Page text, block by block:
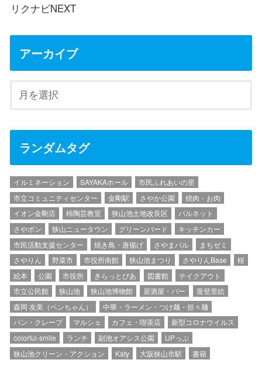
リクナビNEXT
アーカイブ
ランダムタグ
イルミネーション SAYAKAホール
市民ふれあいの里
市立コミュニティセンター
金剛駅 さやか公園
焼肉・お肉
イオン金剛店
柿陶芸教室 狭山池土地改良区
パルネット
さやポン
狭山ニュータウン グリーンバード
キッチンカー
市民活動支援センター
焼き鳥・唐揚げ さやまバル
まちゼミ
さやりん
野菜市 市役所南館 狭山池まつり さやりんBase
桜
絵本
公園 市役所 きらっとぴあ 図書館
テイクアウト
市立公民館
狭山池 狭山池博物館 居酒屋・バー
亜登里絵
森岡 友美（ペンちゃん）
中華・ラーメン・つけ麺・担々麺
パン・クレープ
マルシェ カフェ・喫茶店
新型コロナウイルス
colorful-smile
ランチ 副池オアシス公園
UPっぷ
狭山池クリーン・アクション
Katy 大阪狭山市駅 書籍